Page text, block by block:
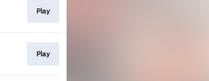
Play
Play